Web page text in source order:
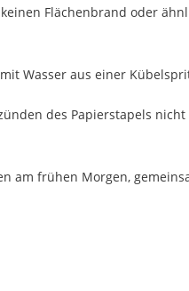
Flächenbrand oder
Wasser aus einer
des Papierstapels
am frühen Morgen,